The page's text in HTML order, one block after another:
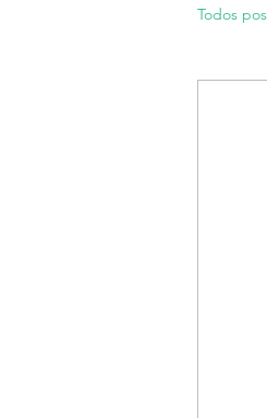
Todos